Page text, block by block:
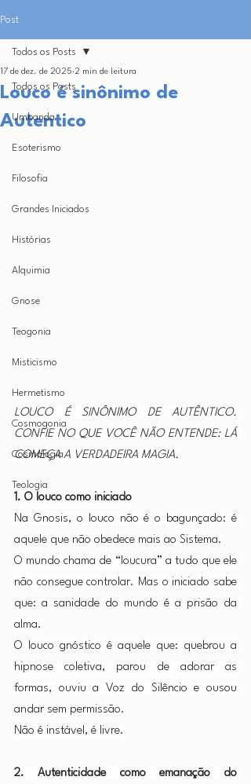
Post
Todos os Posts
Umbanda
Esoterismo
Filosofia
Grandes Iniciados
Histórias
Alquimia
Gnose
Teogonia
Misticismo
Hermetismo
Cosmogonia
Cosmologia
Teologia
Todos os Posts
Louco é sinônimo de
Autentico
17 de dez. de 2025 2 min de leitura
LOUCO É SINÔNIMO DE AUTÊNTICO.
CONFIE NO QUE VOCÊ NÃO ENTENDE: LÁ
COMEÇA A VERDADEIRA MAGIA.
1. O louco como iniciado
Na Gnosis, o louco não é o bagunçado: é
aquele que não obedece mais ao Sistema.
O mundo chama de “loucura” a tudo que ele
não consegue controlar. Mas o iniciado sabe
que: a sanidade do mundo é a prisão da
alma.
O louco gnóstico é aquele que: quebrou a
hipnose coletiva, parou de adorar as
formas, ouviu a Voz do Silêncio e ousou
andar sem permissão.
Não é instável, é livre.
2. Autenticidade como emanação do